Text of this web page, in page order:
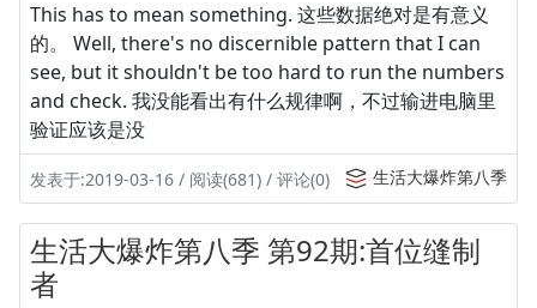
This has to mean something. 这些数据绝对是有意义
的。 Well, there's no discernible pattern that I can
see, but it shouldn't be too hard to run the numbers
and check. 我没能看出有什么规律啊，不过输进电脑里
验证应该是没
发表于:2019-03-16 / 阅读(681) / 评论(0) 生活大爆炸第八季
生活大爆炸第八季 第92期:首位缝制
者